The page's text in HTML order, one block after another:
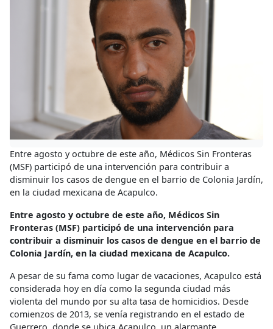
Entre agosto y octubre de este año, Médicos Sin Fronteras
(MSF) participó de una intervención para contribuir a
disminuir los casos de dengue en el barrio de Colonia Jardín,
en la ciudad mexicana de Acapulco.
Entre agosto y octubre de este año, Médicos Sin
Fronteras (MSF) participó de una intervención para
contribuir a disminuir los casos de dengue en el barrio de
Colonia Jardín, en la ciudad mexicana de Acapulco.
A pesar de su fama como lugar de vacaciones, Acapulco está
considerada hoy en día como la segunda ciudad más
violenta del mundo por su alta tasa de homicidios. Desde
comienzos de 2013, se venía registrando en el estado de